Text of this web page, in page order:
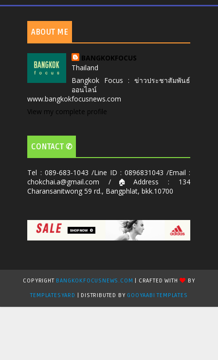
ABOUT ME
BANGKOKFOCUS
Thailand
Bangkok Focus : ข่าวประชาสัมพันธ์
ออนไลน์
www.bangkokfocusnews.com
View my complete profile
CONTACT ✆
Tel : 089-683-1043 /Line ID : 0896831043 /Email :
chokchai.a@gmail.com /🏠Address : 134
Charansanitwong 59 rd., Bangphlat, bkk.10700
COPYRIGHT BANGKOKFOCUSNEWS.COM | CRAFTED WITH
BY
TEMPLATESYARD | DISTRIBUTED BY GOOYAABI TEMPLATES